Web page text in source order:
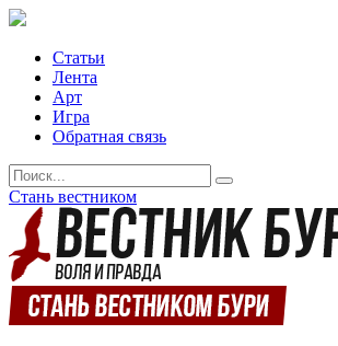
Статьи
Лента
Арт
Игра
Обратная связь
Стань вестником